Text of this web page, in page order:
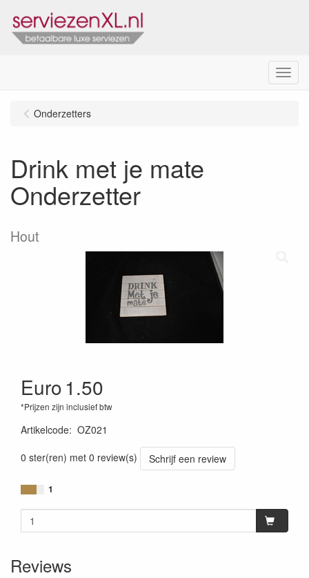
Menu
Onderzetters
Drink met je mate
Onderzetter
Hout
Euro1.50
*Prijzen zijn inclusief btw
Artikelcode: OZ021
0 ster(ren) met 0 review(s)
Schrijf een review
1
Reviews